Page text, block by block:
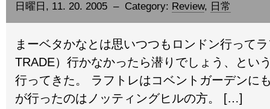
日曜日, 11. 20. 2005 – Category: Review, 日常
まーベタかなとは思いつつもロンドン行って
TRADE）行かなかったら潜りでしょう、とい
行ってきた。 ラフトレはコベントガーデンに
が行ったのはノッティングヒルの方。 […]